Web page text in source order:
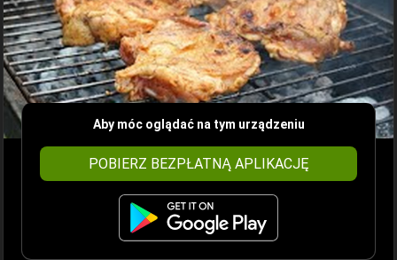
Aby móc oglądać na tym urządzeniu
POBIERZ BEZPŁATNĄ APLIKACJĘ